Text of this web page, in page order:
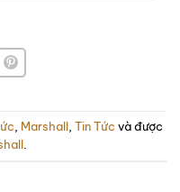
Marshall, Tin Tức và được